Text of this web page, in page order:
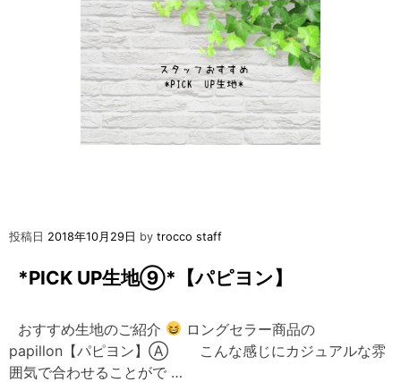
投稿日 2018年10月29日 by trocco staff
*PICK UP生地⑨*【パピヨン】
おすすめ生地のご紹介
ロングセラー商品の
papillon【パピヨン】Ⓐ こんな感じにカジュアルな雰
囲気で合わせることがで …